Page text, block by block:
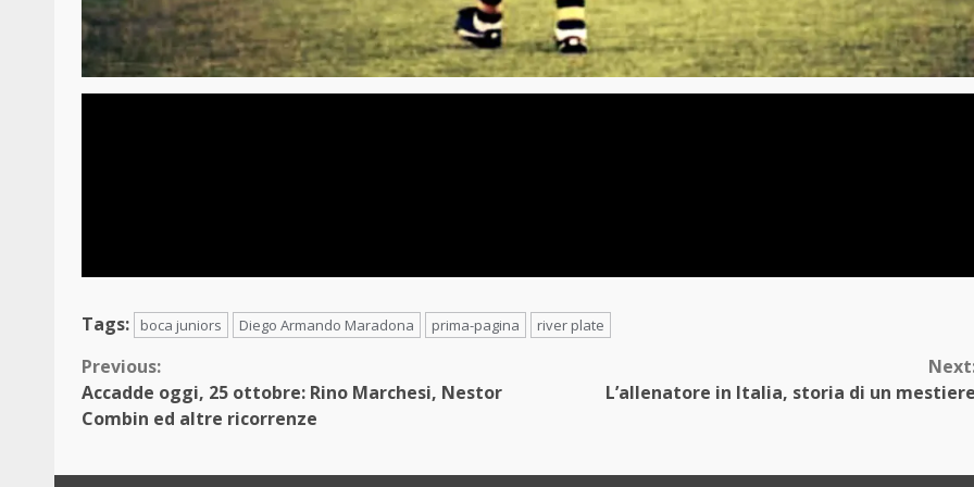
Tags: boca juniors Diego Armando Maradona prima-pagina river plate
Continue
Reading
Previous:
Accadde oggi, 25 ottobre: Rino Marchesi, Nestor
Combin ed altre ricorrenze
L’allenatore in Italia, storia di un